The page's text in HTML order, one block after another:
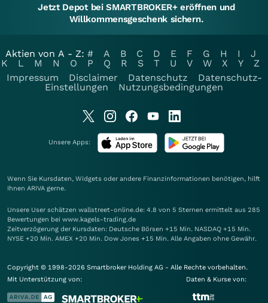
Jetzt Depot bei SMARTBROKER+ eröffnen und
Willkommensgeschenk sichern.
Aktien von A - Z: # A B C D E F G H I
J
K
L M N O P Q R S T U V W X Y
Z
Impressum
Disclaimer Datenschutz
Datenschutz-
Einstellungen
Nutzungsbedingungen
Unsere Apps:
Wenn Sie Kursdaten, Widgets oder andere Finanzinformationen benötigen, hilft
Ihnen ARIVA gerne.
Unsere User schätzen wallstreet-online.de: 4.8 von 5 Sternen ermittelt aus 285
Bewertungen bei www.kagels-trading.de
Zeitverzögerung der Kursdaten: Deutsche Börsen +15 Min. NASDAQ +15 Min.
NYSE +20 Min. AMEX +20 Min. Dow Jones +15 Min. Alle Angaben ohne Gewähr.
Copyright © 1998-2026 Smartbroker Holding AG - Alle Rechte vorbehalten.
Mit Unterstützung von:
Daten & Kurse von: